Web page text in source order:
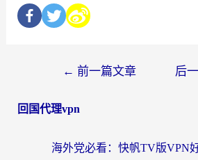
← 前一篇文章 后
回国代理vpn